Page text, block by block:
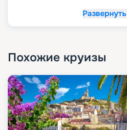
Развернуть
Похожие круизы